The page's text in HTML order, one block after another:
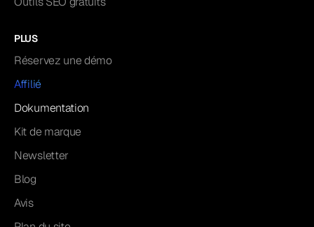
PLUS
Réservez une démo
Affilié
Dokumentation
Kit de marque
Newsletter
Blog
Avis